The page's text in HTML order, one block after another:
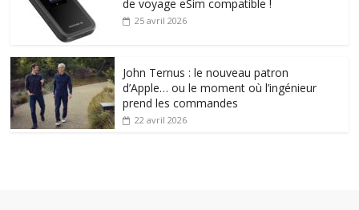
de voyage eSim compatible !
25 avril 2026
John Ternus : le nouveau patron
d’Apple… ou le moment où l’ingénieur
prend les commandes
22 avril 2026